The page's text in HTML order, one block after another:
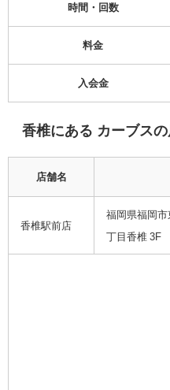
時間・回数
料金
入会金
香椎にある カーブス
店舗名
香椎駅前店
福岡県福岡市
丁目香椎 3F